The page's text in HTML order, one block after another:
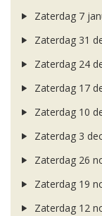
Zaterdag 7
Zaterdag 31
Zaterdag 24
Zaterdag 17
Zaterdag 10
Zaterdag 3
Zaterdag 26
Zaterdag 19
Zaterdag 12